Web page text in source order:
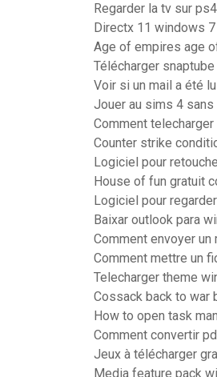
Regarder la tv sur
Directx 11 windows
Age of empires age
Télécharger
Voir si un mail a été
Jouer au sims 4
Comment
Counter strike
Logiciel pour
House of fun gratuit
Logiciel pour
Baixar outlook para
Comment envoyer
Comment mettre un
Telecharger theme
Cossack back to war
How to open task
Comment convertir
Jeux à télécharger
Media feature pack